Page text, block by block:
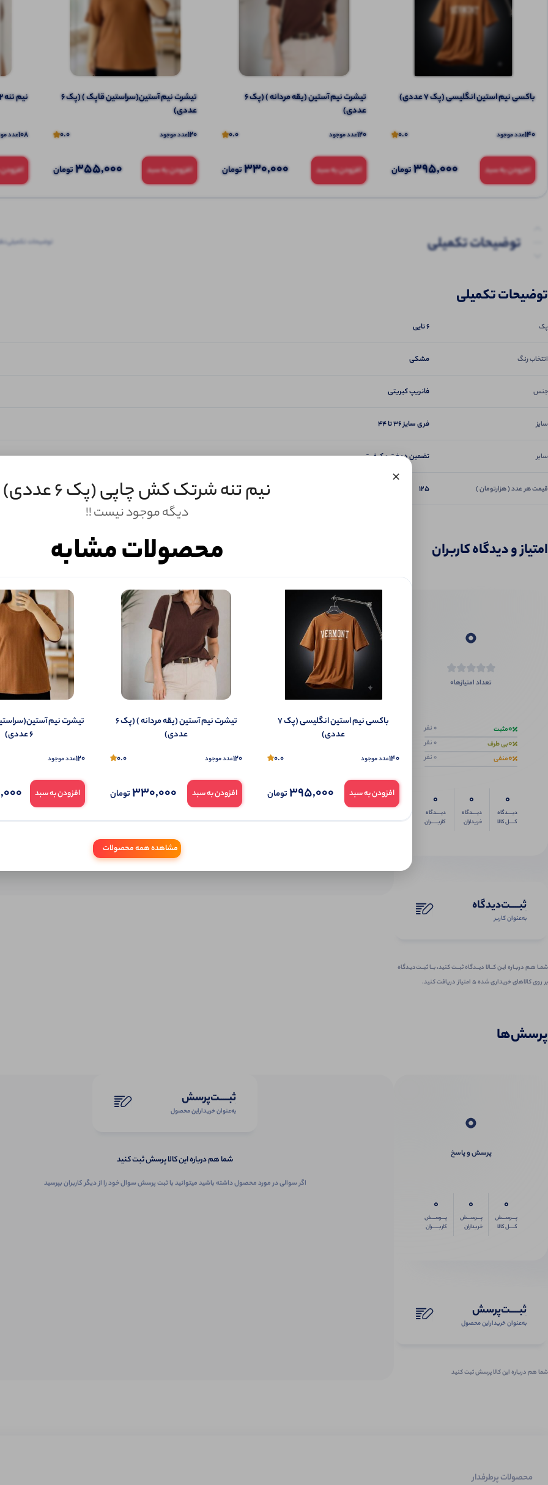
باکسی نیم استین انگلیسی (پک 7 عددی)
140عدد موجود 0.0
افزودن به سبد 395,000تومان
تیشرت نیم آستین (یقه مردانه ) (پک 6
عددی)
120عدد موجود 0.0
افزودن به سبد 330,000تومان
تیشرت نیم آستین(سراستین قاپک ) (پک 6
عددی)
120عدد موجود 0.0
افزودن به سبد 355,000تومان
نیم تنه ۲ بندی باشگاهی (پک 6 عددی)
108عدد
توضیحات تکمیلی
توضیحات تکمیلی
توضیحات تکمیلی
پک 6 تایی
انتخاب رنگ مشکی
جنس فانریپ کبریتی
سایز فری سایز ۳۶ تا ۴۴
سایر تضمین دوخت و کیفیت
قیمت هر عدد ( هزارتومان ) 125
امتیاز و دیدگاه کاربران
0
تعداد امتیازها0
0مثبت 0 نفر
0بی طرف 0 نفر
0منفی 0 نفر
0
دیــــدگاه
کــــل کالا
0
دیــــدگاه
خریداران
0
دیــــدگاه
کاربـــــران
ثبـــــت‌دیدگاه
به‌عنوان کاربر
شمـا هـم دربـاره ایـن کــالا دیــدگاه ثبــت کنید، بــا ثبــت‌دیـدگاه
بر روی کالاهای خریداری شده ۵ امتیاز دریافت کنید.
ثبـــــت‌دیدگاه
به‌عنوان کاربر
شما هم می‌توانید در مورد این کالا نظر دهید.
تمایل می‌توانید به صورت ناشناس نیز دیدگاه خود را ثبت کنید.
پرسش‌ها
0
پرسش و پاسخ
0
پـــرســـش
کــــل کالا
0
پـــرســـش
خریداران
0
پـــرســـش
کاربـــــران
ثبـــــت‌پرسش
به‌عنوان ‌خریدار‌این‌ محصول
شما هم درباره این کالا پرسش ثبت کنید
ثبـــــت‌پرسش
به‌عنوان ‌خریدار‌این‌ محصول
شما هم درباره این کالا پرسش ثبت کنید
اگر سوالی در مورد محصول داشته باشید میتوانید با ثبت پرسش سوال خود را از دیگر کاربران بپرسید
محصولات پرطرفدار
× نیم تنه شرتک کش چاپی (پک 6 عددی)
دیگه موجود نیست !!
محصولات مشابه
باکسی نیم استین انگلیسی (پک 7
عددی)
140عدد موجود 0.0
افزودن به سبد 395,000تومان
تیشرت نیم آستین (یقه مردانه ) (پک 6
عددی)
120عدد موجود 0.0
افزودن به سبد 330,000تومان
تیشرت نیم
6 عددی)
120عدد موجود
افزودن به سبد
مشاهده همه محصولات